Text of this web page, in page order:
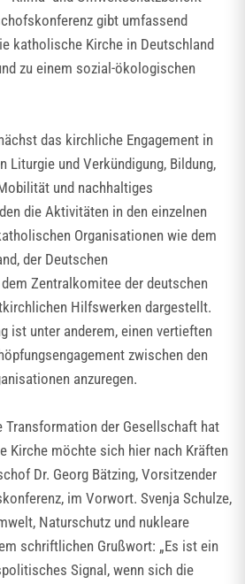
gibt umfassend
katholische Kirche in Deutschland
zu einem sozial-ökologischen
das kirchliche Engagement in
Liturgie und Verkündigung, Bildung,
und nachhaltiges
die Aktivitäten in den einzelnen
Organisationen wie dem
der Deutschen
Zentralkomitee der deutschen
Hilfswerken dargestellt.
ist unter anderem, einen vertieften
zwischen den
anzuregen.
Transformation der Gesellschaft hat
Kirche möchte sich hier nach Kräften
Dr. Georg Bätzing, Vorsitzender
im Vorwort. Svenja Schulze,
Naturschutz und nukleare
schriftlichen Grußwort: „Es ist ein
Signal, wenn sich die